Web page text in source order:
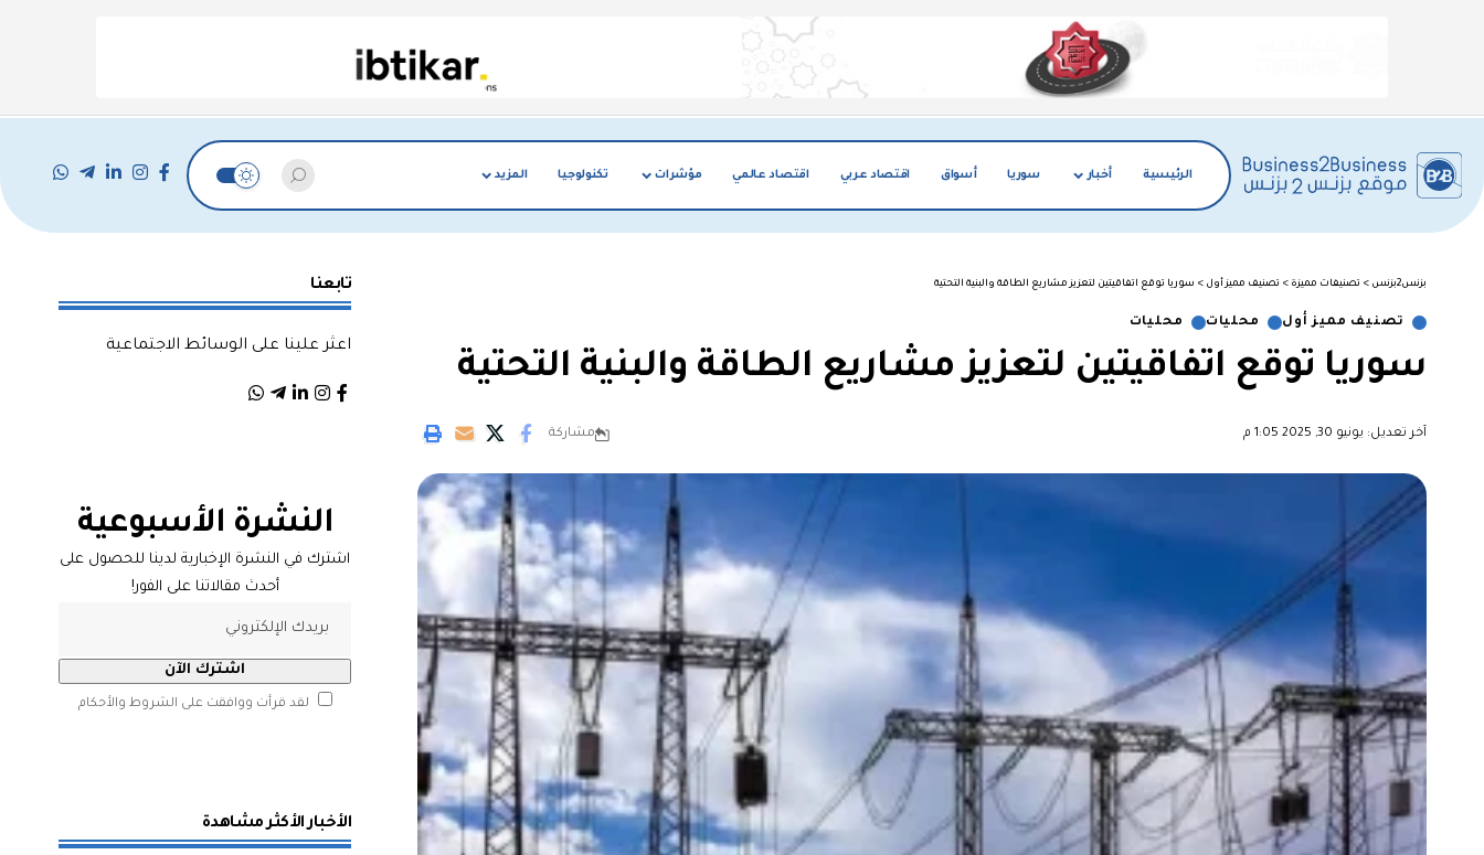
الرئيسية أخبار سوريا أسواق اقتصاد عربي اقتصاد عالمي مؤشرات تكنولوجيا المزيد
بزنس2بزنس > تصنيفات مميزة > تصنيف مميز أول > سوريا توقع اتفاقيتين لتعزيز مشاريع الطاقة والبنية التحتية
تصنيف مميز أول محليات محليات
سوريا توقع اتفاقيتين لتعزيز مشاريع الطاقة والبنية التحتية
آخر تعديل: يونيو 30, 2025 1:05 م مشاركة
تابعنا
اعثر علينا على الوسائط الاجتماعية
النشرة الأسبوعية
اشترك في النشرة الإخبارية لدينا للحصول على
أحدث مقالاتنا على الفور!
لقد قرأت ووافقت على الشروط والأحكام
الأخبار الأكثر مشاهدة